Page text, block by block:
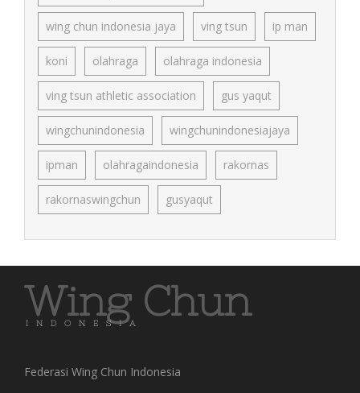
wing chun indonesia jaya ving tsun ip man
koni olahraga olahraga indonesia
ving tsun athletic association gus yaqut
wingchunindonesia wingchunindonesiajaya
ipman olahragaindonesia rakornas
rakornaswingchun gusyaqut
Wing Chun
INDONESIA
Federasi Wing Chun Indonesia